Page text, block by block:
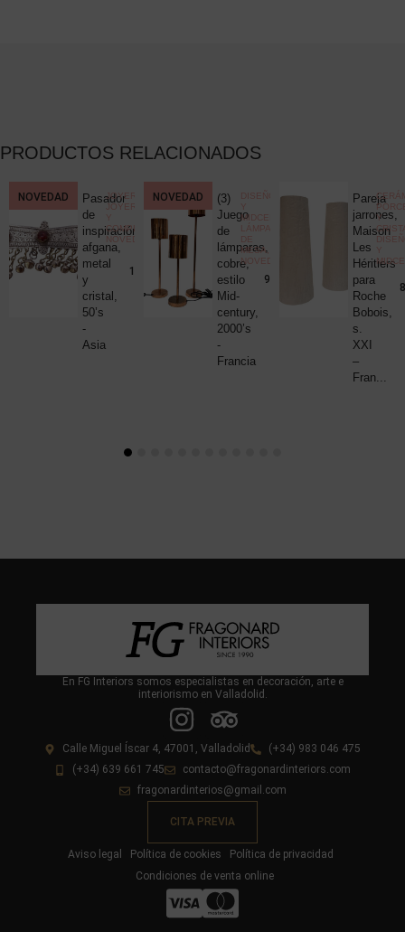
PRODUCTOS RELACIONADOS
,
€
NOVEDAD
Pasador
de
inspiración
afgana,
metal
y
cristal,
50’s
-
Asia
JOYERÍA
JOYERÍA
Y
COMPLEMENTOS
NOVEDADES
190,00
NOVEDAD
(3)
Juego
de
lámparas,
cobre,
estilo
Mid-
century,
2000’s
-
Francia
DISEÑO
Y
MIDCENTURY
LÁMPARAS
DE
MESA,
NOVEDADES
980,00
Pareja
jarrones,
Maison
Les
Héritiers
para
Roche
Bobois,
s.
XXI
–
Fran...
Y
Y
En FG Interiors somos especialistas en decoración, arte e
interiorismo en Valladolid.
Calle Miguel Íscar 4, 47001, Valladolid
(+34) 983 046 475
(+34) 639 661 745
contacto@fragonardinteriors.com
fragonardinterios@gmail.com
CITA PREVIA
Aviso legal Política de cookies
Política de privacidad
Condiciones de venta online